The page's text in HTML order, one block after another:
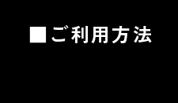
■ご利用方法